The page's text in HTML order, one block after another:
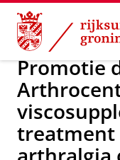
Skip
Content
Skip
Navigation
Over ons Actueel
Promotie
treatment